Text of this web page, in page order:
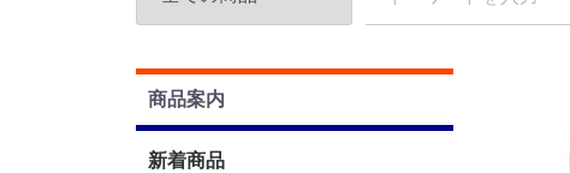
商品案内
新着商品